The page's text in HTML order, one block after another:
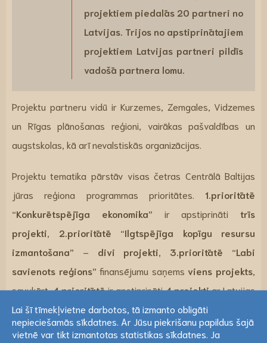
Lai šī tīmekļvietne darbotos, tā izmanto obligāti
projektiem piedalās 20 partneri no
Latvijas. Trijos no apstiprinātajiem
projektiem Latvijas partneri pildīs
vadošā partnera lomu.
Projektu partneru vidū ir Kurzemes, Zemgales, Vidzemes
un Rīgas plānošanas reģioni, vairākas pašvaldības un
augstskolas, kā arī nevalstiskās organizācijas.
Projektu tematika pārstāv visas četras Centrālā Baltijas
jūras reģiona programmas prioritātes. 1.prioritātē
“Konkurētspējīga ekonomika” ir apstiprināti trīs
projekti
2.prioritātē “Ilgtspējīga kopīgu resursu
izmantošana” – divi projekti
3.prioritātē “Labi
savienots reģions” finansējumu saņemsviens projekts
savukārt,4.prioritātēir apstiprināti4 projektiar Latvijas
partneriem.
Finansējuma saņemšanai apstiprinātie projekti ar Latvijas
Lai šī tīmekļvietne darbotos, tā izmanto obligāti
nepieciešamās sīkdatnes. Ar Jūsu piekrišanu papildus šajā
vietnē var tikt izmantotas statistikas sīkdatnes. Ja